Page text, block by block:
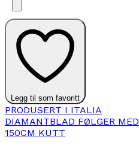
Legg til som favoritt
PRODUSERT I ITALIA
DIAMANTBLAD FØLGER MED
150CM KUTT